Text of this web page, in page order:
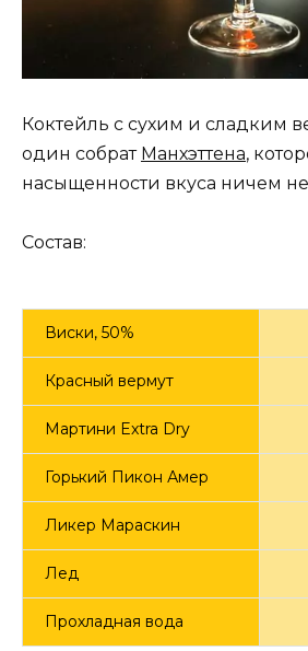
Коктейль с сухим и сладким
один собрат Манхэттена,
насыщенности вкуса ничем не
Состав:
Виски, 50%
Красный вермут
Мартини Extra Dry
Горький Пикон Амер
Ликер Мараскин
Лед
Прохладная вода